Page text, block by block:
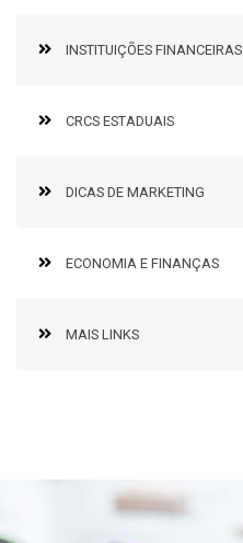
INSTITUIÇÕES FINANCEIRAS
CRCS ESTADUAIS
DICAS DE MARKETING
ECONOMIA E FINANÇAS
MAIS LINKS